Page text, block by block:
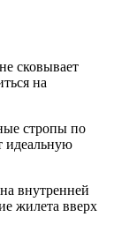
сковывает
на
стропы по
идеальную
внутренней
жилета вверх